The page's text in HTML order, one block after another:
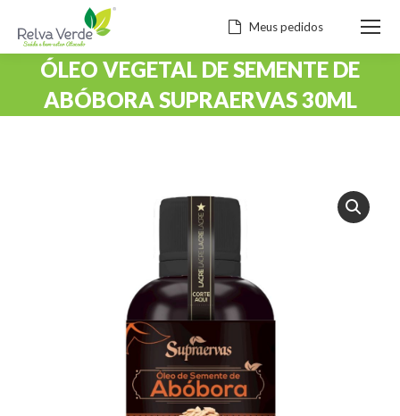
Meus pedidos
ÓLEO VEGETAL DE SEMENTE DE
ABÓBORA SUPRAERVAS 30ML